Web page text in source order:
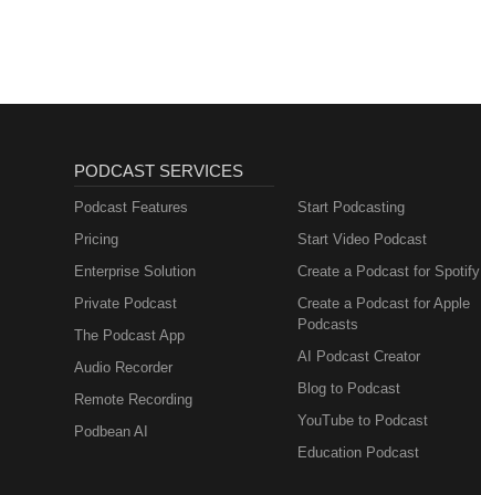
PODCAST SERVICES
Podcast Features
Pricing
Enterprise Solution
Private Podcast
The Podcast App
Audio Recorder
Remote Recording
Podbean AI
Start Podcasting
Start Video Podcast
Create a Podcast for Spotify
Create a Podcast for Apple
Podcasts
AI Podcast Creator
Blog to Podcast
YouTube to Podcast
Education Podcast